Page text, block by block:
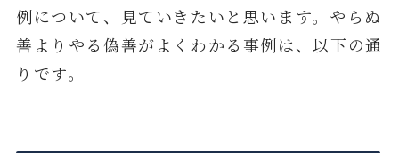
例について、見ていきたいと思います。やらぬ
善よりやる偽善がよくわかる事例は、以下の通
りです。